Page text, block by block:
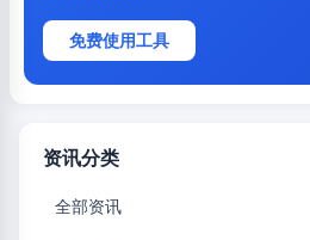
免费使用工具
资讯分类
全部资讯